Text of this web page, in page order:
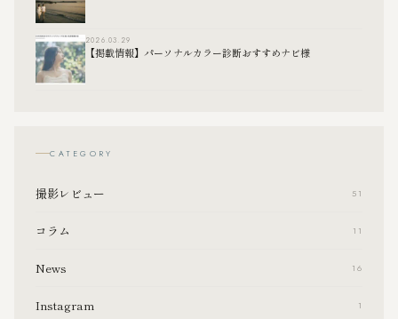
2026.03.29
【掲載情報】パーソナルカラー診断おすすめナビ様
CATEGORY
撮影レビュー 51
コラム 11
News 16
Instagram 1